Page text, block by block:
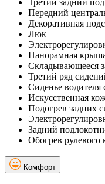
Передний
Декоративная
Люк
Панорамная
Складывающееся
Третий ряд
Сиденье
Искусственная
Подогрев задних
Задний
Обогрев рулевого
Комфорт